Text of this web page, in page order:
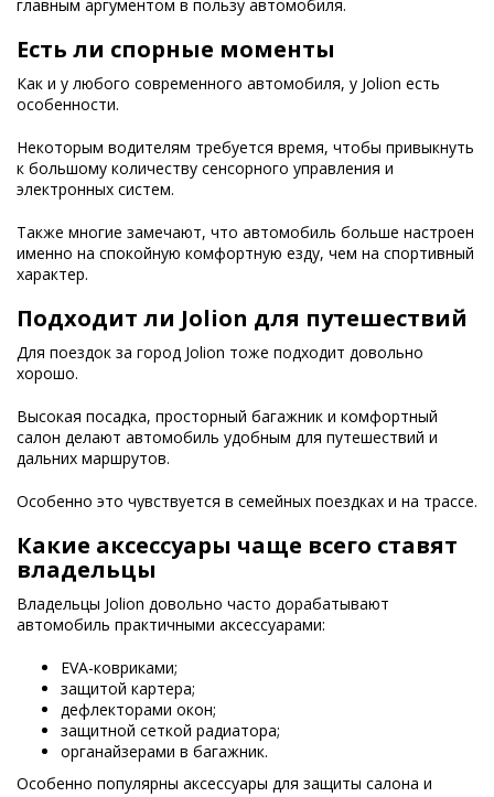
главным аргументом в пользу автомобиля.
Есть ли спорные моменты
Как и у любого современного автомобиля, у Jolion есть
особенности.
Некоторым водителям требуется время, чтобы привыкнуть
к большому количеству сенсорного управления и
электронных систем.
Также многие замечают, что автомобиль больше настроен
именно на спокойную комфортную езду, чем на спортивный
характер.
Подходит ли Jolion для путешествий
Для поездок за город Jolion тоже подходит довольно
хорошо.
Высокая посадка, просторный багажник и комфортный
салон делают автомобиль удобным для путешествий и
дальних маршрутов.
Особенно это чувствуется в семейных поездках и на трассе.
Какие аксессуары чаще всего ставят
владельцы
Владельцы Jolion довольно часто дорабатывают
автомобиль практичными аксессуарами:
EVA-ковриками;
защитой картера;
дефлекторами окон;
защитной сеткой радиатора;
органайзерами в багажник.
Особенно популярны аксессуары для защиты салона и